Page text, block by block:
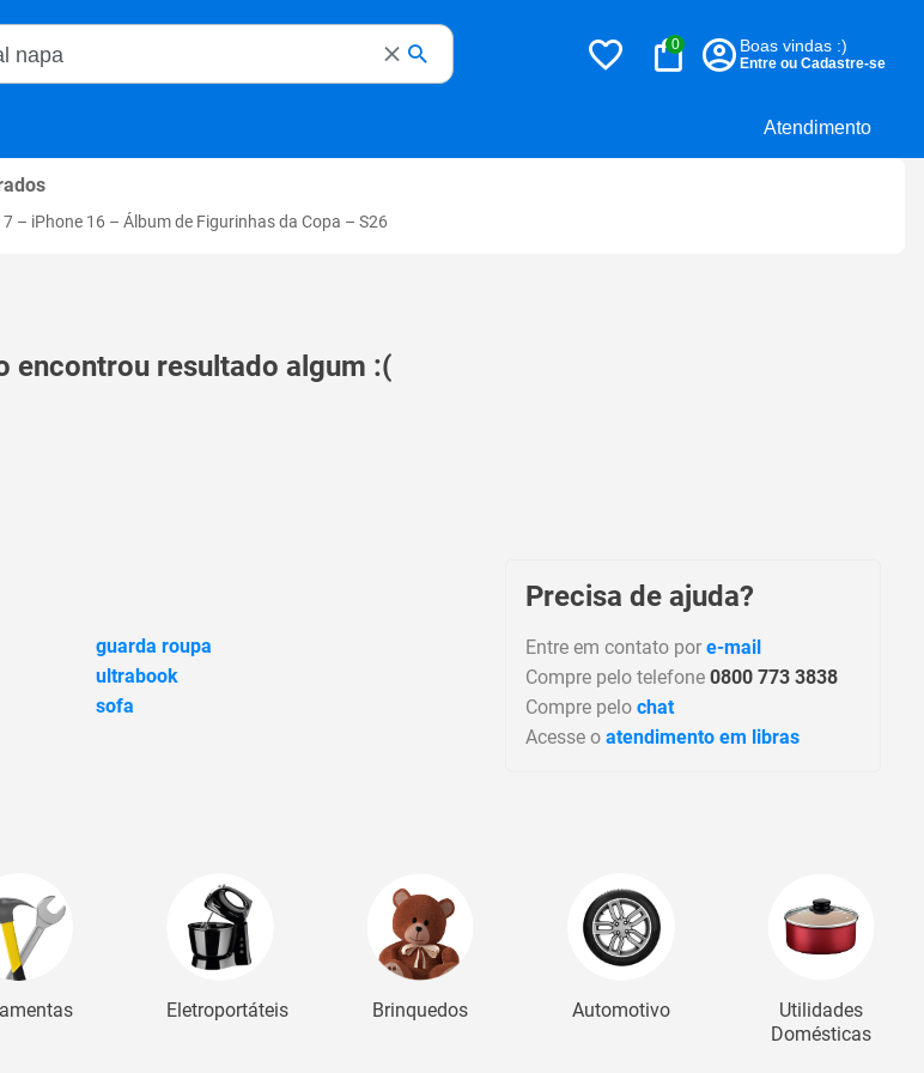
Atendimento
0 Boas vindas :)
Entre ou Cadastre-se
– iPhone 16 – Álbum de Figurinhas da Copa – S26
encontrou resultado algum :(
guarda roupa
ultrabook
sofa
Precisa de ajuda?
Entre em contato por e-mail
Compre pelo telefone 0800 773 3838
Compre pelo chat
Acesse o atendimento em libras
Eletroportáteis Brinquedos Automotivo
Utilidades
Domésticas